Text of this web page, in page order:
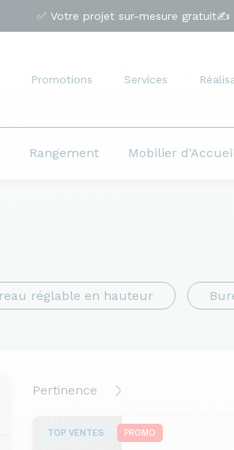
✅ Votre projet sur-mesure gratuit✍️
Promotions Services
Rangement Mobilier
réglable en hauteur
Pertinence
TOP VENTES PROMO